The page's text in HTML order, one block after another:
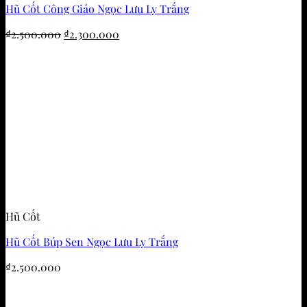
Hũ Cốt Công Giáo Ngọc Lưu Ly Trắng
₫2.500.000 Giá
₫2.300.000
Hũ Cốt
Hũ Cốt Búp Sen Ngọc Lưu Ly Trắng
₫2.500.000